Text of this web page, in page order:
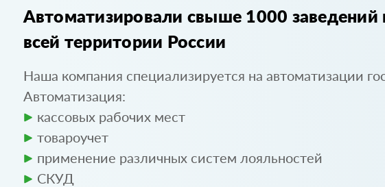
Автоматизировали свыше 1000 заведений
всей территории России
Наша компания специализируется на автоматизации
Автоматизация:
кассовых рабочих мест
товароучет
применение различных систем лояльностей
СКУД